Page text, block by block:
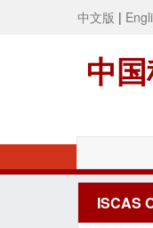
中文版 |
中
ISCAS